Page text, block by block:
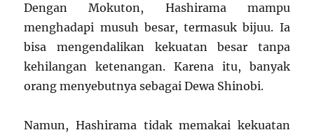
Dengan Mokuton, Hashirama mampu
menghadapi musuh besar, termasuk bijuu. Ia
bisa mengendalikan kekuatan besar tanpa
kehilangan ketenangan. Karena itu, banyak
orang menyebutnya sebagai Dewa Shinobi.
Namun, Hashirama tidak memakai kekuatan